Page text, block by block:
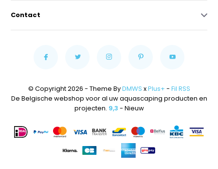
Contact
© Copyright 2026 - Theme ByDMWS xPlus+ - Fil RSS
De Belgische webshop voor al uw aquascaping producten en
projecten. 9,3 - Nieuw